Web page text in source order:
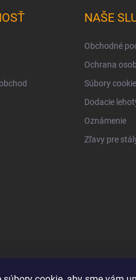
NAŠE
Obchodné
Ochrana
Súbory
Dodacie
Oznámenie
Zľavy pre